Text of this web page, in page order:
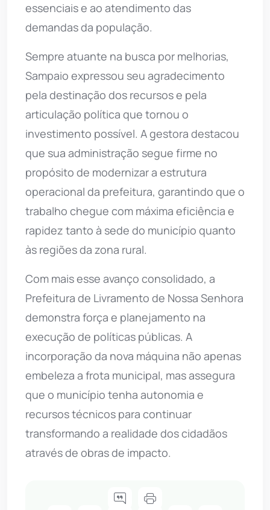
essenciais e ao atendimento das
demandas da população.
Sempre atuante na busca por melhorias,
Sampaio expressou seu agradecimento
pela destinação dos recursos e pela
articulação política que tornou o
investimento possível. A gestora destacou
que sua administração segue firme no
propósito de modernizar a estrutura
operacional da prefeitura, garantindo que o
trabalho chegue com máxima eficiência e
rapidez tanto à sede do município quanto
às regiões da zona rural.
Com mais esse avanço consolidado, a
Prefeitura de Livramento de Nossa Senhora
demonstra força e planejamento na
execução de políticas públicas. A
incorporação da nova máquina não apenas
embeleza a frota municipal, mas assegura
que o município tenha autonomia e
recursos técnicos para continuar
transformando a realidade dos cidadãos
através de obras de impacto.